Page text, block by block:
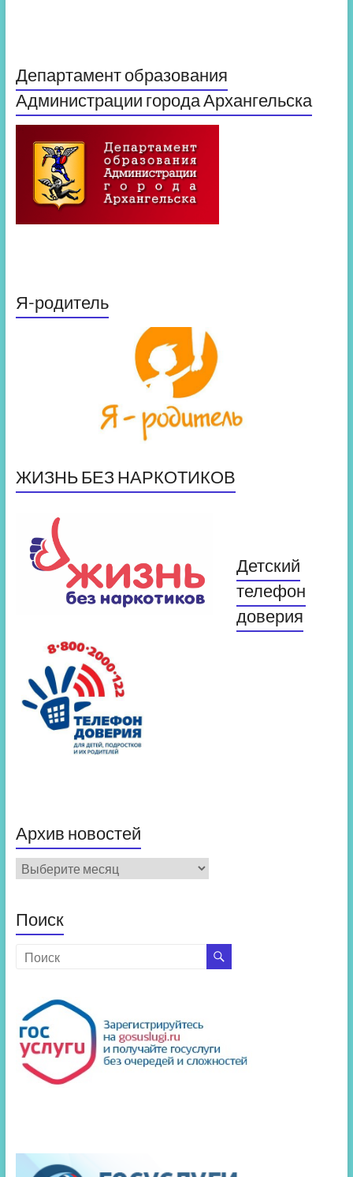
Департамент образования
Администрации города Архангельска
Я-родитель
ЖИЗНЬ БЕЗ НАРКОТИКОВ
Детский
телефон
доверия
Архив новостей
Архив
новостей
Поиск